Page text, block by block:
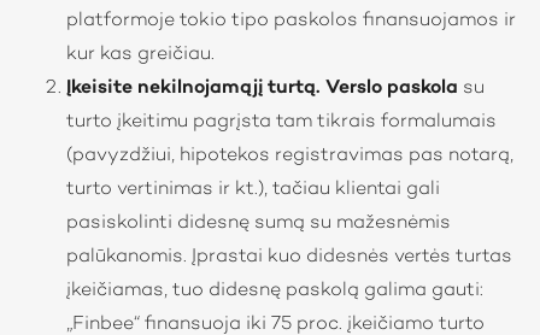
platformoje tokio tipo paskolos finansuojamos ir
kur kas greičiau.
Įkeisite nekilnojamąjį turtą. Verslo paskola su
turto įkeitimu pagrįsta tam tikrais formalumais
(pavyzdžiui, hipotekos registravimas pas notarą,
turto vertinimas ir kt.), tačiau klientai gali
pasiskolinti didesnę sumą su mažesnėmis
palūkanomis. Įprastai kuo didesnės vertės turtas
įkeičiamas, tuo didesnę paskolą galima gauti:
„Finbee“ finansuoja iki 75 proc. įkeičiamo turto